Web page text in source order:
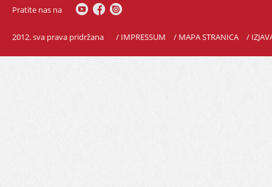
Pratite nas na
2012. sva prava pridržana / IMPRESSUM / MAPA STRANICA /